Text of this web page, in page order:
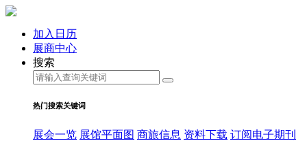
加入日历
展商中心
搜索
热门搜索关键词
展会一览 展馆平面图 商旅信息 资料下载 订阅电子期刊